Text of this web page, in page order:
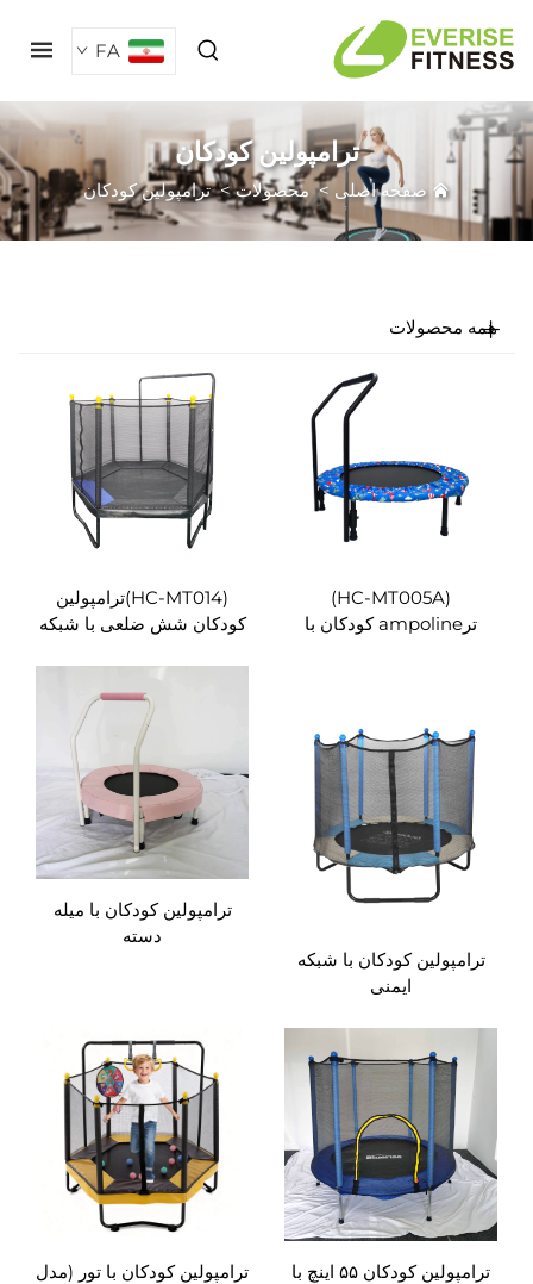
FA
ترامپولین کودکان
صفحه اصلی>محصولات>ترامپولین کودکان
محصولات
(HC-MT005A)
ترampoline کودکان با
(HC-MT014)ترامپولین
کودکان شش ضلعی با شبکه
ترامپولین کودکان با شبکه
ترامپولین کودکان با میله
ترامپولین کودکان ۵۵ اینچ با
ترامپولین کودکان با تور (مدل